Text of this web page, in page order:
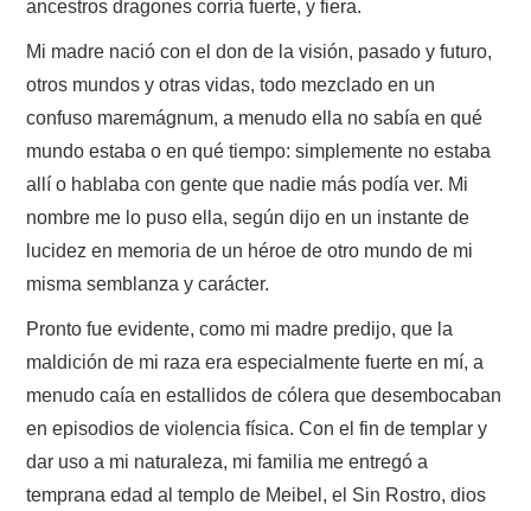
INFANTIL
MINICUENTOS.
POEMADAS
NOVELAS
ancestros dragones corría fuerte, y fiera.
Mi madre nació con el don de la visión, pasado y futuro,
otros mundos y otras vidas, todo mezclado en un
confuso maremágnum, a menudo ella no sabía en qué
mundo estaba o en qué tiempo: simplemente no estaba
allí o hablaba con gente que nadie más podía ver. Mi
nombre me lo puso ella, según dijo en un instante de
lucidez en memoria de un héroe de otro mundo de mi
misma semblanza y carácter.
Pronto fue evidente, como mi madre predijo, que la
maldición de mi raza era especialmente fuerte en mí, a
menudo caía en estallidos de cólera que desembocaban
en episodios de violencia física. Con el fin de templar y
dar uso a mi naturaleza, mi familia me entregó a
temprana edad al templo de Meibel, el Sin Rostro, dios